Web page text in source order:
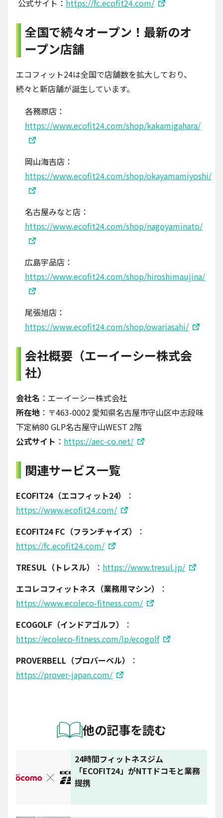
公式サイト： https://fc.ecofit24.com/
全国で続々オープン！最新のオ
ープン店舗
エコフィット24は全国で店舗数を拡大しており、
続々と新店舗が誕生しています。
各務原店：
https://www.ecofit24.com/shop/kakamigahara/
岡山海吉店：
https://www.ecofit24.com/shop/okayamamiyoshi/
名古屋みなと店：
https://www.ecofit24.com/shop/nagoyaminato/
広島宇品店：
https://www.ecofit24.com/shop/hiroshimaujina/
尾張旭店：
https://www.ecofit24.com/shop/owariasahi/
会社概要（エーイーシー株式会
社）
会社名 ：エーイーシー株式会社
所在地 ：〒463-0002 愛知県名古屋市守山区中志段味
下定納80 GLP名古屋守山WEST 2階
公式サイト ： https://aec-co.net/
関連サービス一覧
ECOFIT24（エコフィット24）
：
https://www.ecofit24.com/
ECOFIT24 FC（フランチャイズ）
：
https://fc.ecofit24.com/
TRESUL（トレスル）
： https://www.tresul.jp/
エコレコフィットネス（業務用マシン）
：
https://www.ecoleco-fitness.com/
ECOGOLF（インドアゴルフ）
：
https://ecoleco-fitness.com/lp/ecogolf
PROVERBELL（プロバーベル）
：
https://prover-japan.com/
他の記事を読む
24時間フィットネスジム
「ECOFIT24」がNTTドコモと業務
提携